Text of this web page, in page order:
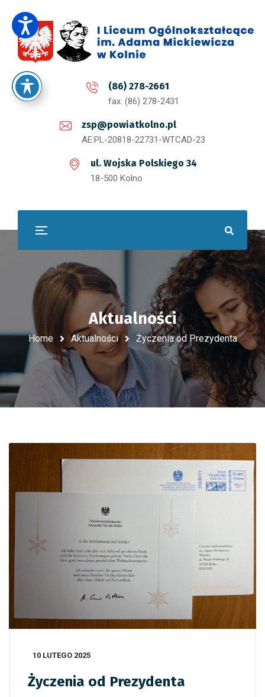
(86) 278-2661
fax. (86) 278-2431
zsp@powiatkolno.pl
AE:PL-20818-22731-WTCAD-23
ul. Wojska Polskiego 34
18-500 Kolno
Aktualności
Home Aktualności Życzenia od Prezydenta
10 LUTEGO 2025
Życzenia od Prezydenta